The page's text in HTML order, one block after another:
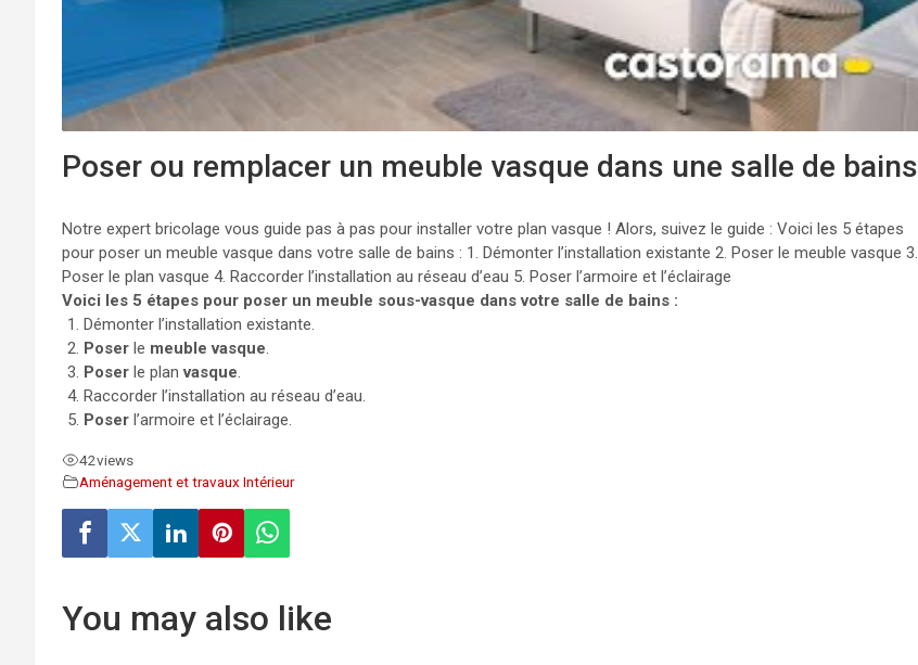
Poser ou remplacer un meuble vasque dans une salle de bains
Notre expert bricolage vous guide pas à pas pour installer votre plan vasque ! Alors, suivez le guide : Voici les 5 étapes
pour poser un meuble vasque dans votre salle de bains : 1. Démonter l’installation existante 2. Poser le meuble vasque 3.
Poser le plan vasque 4. Raccorder l’installation au réseau d’eau 5. Poser l’armoire et l’éclairage
Voici les 5 étapes pour poser un meuble sous-vasque dans votre salle de bains :
Démonter l’installation existante.
Poser le meuble vasque.
Poser le planvasque.
Raccorder l’installation au réseau d’eau.
Poser l’armoire et l’éclairage.
42views
Aménagement et travaux Intérieur
You may also like